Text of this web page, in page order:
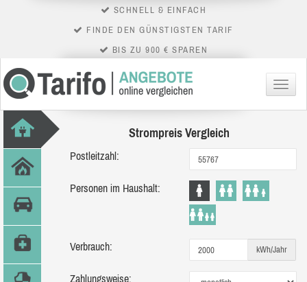
SCHNELL & EINFACH
FINDE DEN GÜNSTIGSTEN TARIF
BIS ZU 900 € SPAREN
Menü
Strompreis Vergleich
Postleitzahl:
Personen im Haushalt:
Verbrauch: kWh/Jahr
Zahlungsweise: